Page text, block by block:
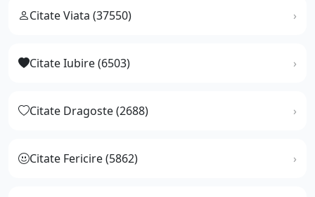
Citate Viata (37550)
Citate Iubire (6503)
Citate Dragoste (2688)
Citate Fericire (5862)